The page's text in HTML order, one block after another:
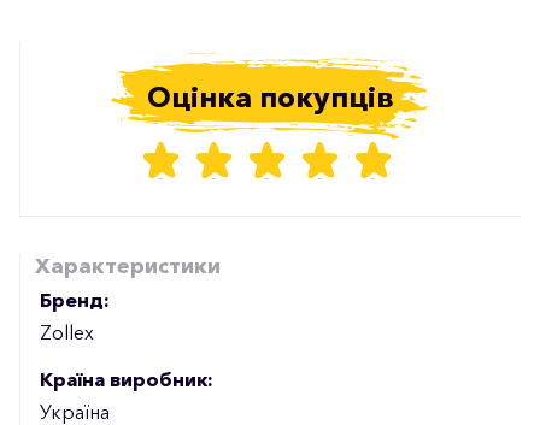
Оцінка покупців
Характеристики
Бренд:
Zollex
Країна виробник:
Україна